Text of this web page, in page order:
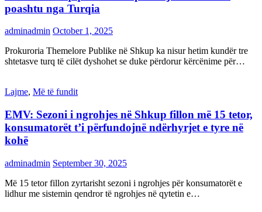
poashtu nga Turqia
adminadmin October 1, 2025
Prokuroria Themelore Publike në Shkup ka nisur hetim kundër tre
shtetasve turq të cilët dyshohet se duke përdorur kërcënime për…
Lajme, Më të fundit
EMV: Sezoni i ngrohjes në Shkup fillon më 15 tetor,
konsumatorët t’i përfundojnë ndërhyrjet e tyre në
kohë
adminadmin September 30, 2025
Më 15 tetor fillon zyrtarisht sezoni i ngrohjes për konsumatorët e
lidhur me sistemin qendror të ngrohjes në qytetin e…